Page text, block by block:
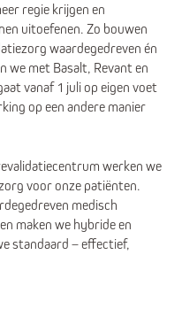
regie krijgen en
uitoefenen. Zo bouwen
waardegedreven én
we met Basalt, Revant en
vanaf 1 juli op eigen voet
op een andere manier
werken we
voor onze patiënten.
medisch
maken we hybride en
standaard – effectief,